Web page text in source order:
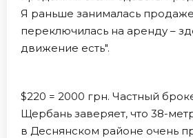
Я раньше занималась
переключилась на аренду –
движение есть".
$220 = 2000 грн. Частный
Щербань заверяет, что 38-
в Деснянском районе очень